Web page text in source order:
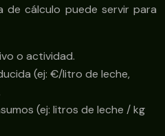
de cálculo puede servir para
o actividad.
(ej: €/litro de leche,
(ej: litros de leche / kg